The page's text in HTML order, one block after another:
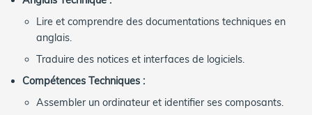
Lire et comprendre des documentations techniques en
anglais.
Traduire des notices et interfaces de logiciels.
Compétences Techniques :
Assembler un ordinateur et identifier ses composants.